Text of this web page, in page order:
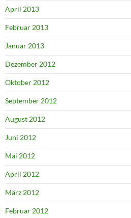
April 2013
Februar 2013
Januar 2013
Dezember 2012
Oktober 2012
September 2012
August 2012
Juni 2012
Mai 2012
April 2012
März 2012
Februar 2012